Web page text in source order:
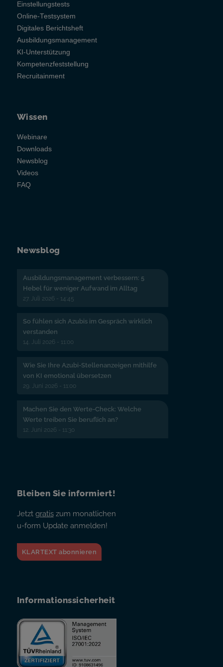
Einstellungstests
Online-Testsystem
Digitales Berichtsheft
Ausbildungsmanagement
KI-Unterstützung
Kompetenzfeststellung
Recruitainment
Wissen
Webinare
Downloads
Newsblog
Videos
FAQ
Newsblog
Ausbildungsmanagement verbessern: 5
Hebel für weniger Aufwand im Alltag
27. Juli 2026 - 14:45
So fühlen sich Azubis im Gespräch wirklich
verstanden
14. Juli 2026 - 11:00
Wie Sie Ihre Azubi-Stellenanzeigen mithilfe
von KI emotional übersetzen
29. Juni 2026 - 11:00
Machen Sie den Werte-Check: Welche
Werte treiben Sie beruflich an?
12. Juni 2026 - 11:30
Bleiben Sie informiert!
Jetzt gratiszum monatlichen
u-form Update anmelden!
KLARTEXT abonnieren
Informationssicherheit